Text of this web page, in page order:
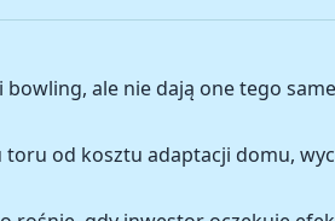
ale nie dają one tego
toru od kosztu adaptacji domu,